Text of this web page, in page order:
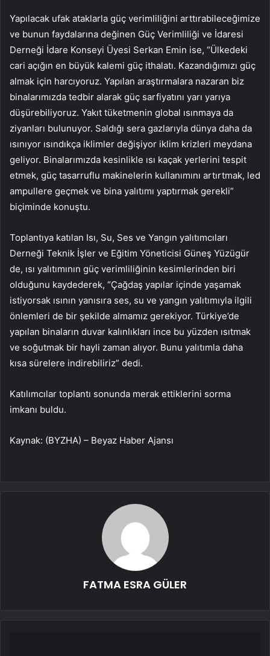
Yapılacak ufak ataklarla güç verimliliğini arttırabileceğimize
ve bunun faydalarına değinen Güç Verimliliği ve İdaresi
Derneği İdare Konseyi Üyesi Serkan Emin ise, “Ülkedeki
cari açığın en büyük kalemi güç ithalatı. Kazandığımızı güç
almak için harcıyoruz. Yapılan araştırmalara nazaran biz
binalarımızda tedbir alarak güç sarfiyatını yarı yarıya
düşürebiliyoruz. Yakıt tüketmenin global ısınmaya da
ziyanları bulunuyor. Saldığı sera gazlarıyla dünya daha da
ısınıyor ısındıkça iklimler değişiyor iklim krizleri meydana
geliyor. Binalarımızda kesinlikle ısı kaçak yerlerini tespit
etmek, güç tasarruflu makinelerin kullanımını artırtmak, led
ampullere geçmek ve bina yalıtımı yaptırmak gerekli”
biçiminde konuştu.
Toplantıya katılan Isı, Su, Ses ve Yangın yalıtımcıları
Derneği Teknik İşler ve Eğitim Yöneticisi Güneş Yüzügür
de, ısı yalıtımının güç verimliliğinin kesimlerinden biri
olduğunu kaydederek, “Çağdaş yapılar içinde yaşamak
istiyorsak ısının yanısıra ses, su ve yangın yalıtımıyla ilgili
önlemleri de bir şekilde almamız gerekiyor. Türkiye’de
yapılan binaların duvar kalınlıkları ince bu yüzden ısıtmak
ve soğutmak bir hayli zaman alıyor. Bunu yalıtımla daha
kısa sürelere indirebiliriz” dedi.
Katılımcılar toplantı sonunda merak ettiklerini sorma
imkanı buldu.
Kaynak: (BYZHA) – Beyaz Haber Ajansı
FATMA ESRA GÜLER